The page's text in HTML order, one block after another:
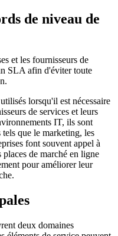
de niveau de
et les fournisseurs de
SLA afin d'éviter toute
lorsqu'il est nécessaire
de services et leurs
IT, ils sont
tels que le marketing, les
font souvent appel à
places de marché en ligne
pour améliorer leur
deux domaines